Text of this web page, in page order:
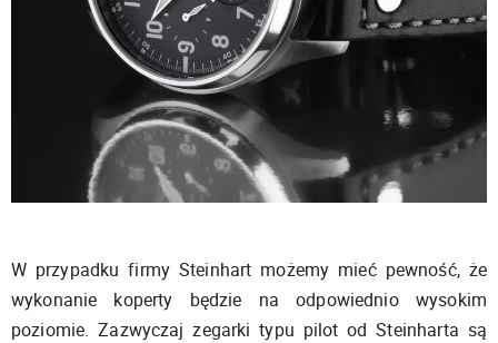
W przypadku firmy Steinhart możemy mieć pewność, że
wykonanie koperty będzie na odpowiednio wysokim
poziomie. Zazwyczaj zegarki typu pilot od Steinharta są